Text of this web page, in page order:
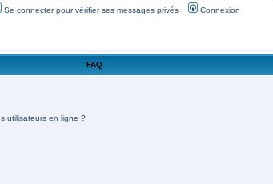
Se connecter pour vérifier ses messages privés Connexion
FAQ
utilisateurs en ligne ?